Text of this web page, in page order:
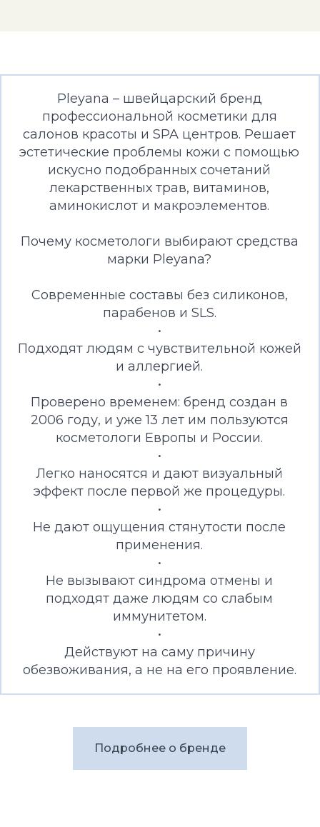
Pleyana – швейцарский бренд
профессиональной косметики для
салонов красоты и SPA центров. Решает
эстетические проблемы кожи с помощью
искусно подобранных сочетаний
лекарственных трав, витаминов,
аминокислот и макроэлементов.
Почему косметологи выбирают средства
марки Pleyana?
Современные составы без силиконов,
парабенов и SLS.
•
Подходят людям с чувствительной кожей
и аллергией.
•
Проверено временем: бренд создан в
2006 году, и уже 13 лет им пользуются
косметологи Европы и России.
•
Легко наносятся и дают визуальный
эффект после первой же процедуры.
•
Не дают ощущения стянутости после
применения.
•
Не вызывают синдрома отмены и
подходят даже людям со слабым
иммунитетом.
•
Действуют на саму причину
обезвоживания, а не на его проявление.
Подробнее о бренде